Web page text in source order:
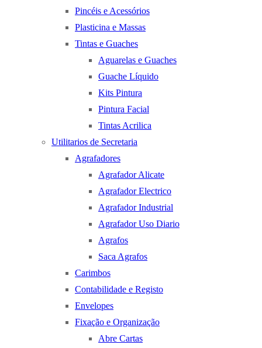
Pincéis e Acessórios
Plasticina e Massas
Tintas e Guaches
Aguarelas e Guaches
Guache Líquido
Kits Pintura
Pintura Facial
Tintas Acrilica
Utilitarios de Secretaria
Agrafadores
Agrafador Alicate
Agrafador Electrico
Agrafador Industrial
Agrafador Uso Diario
Agrafos
Saca Agrafos
Carimbos
Contabilidade e Registo
Envelopes
Fixação e Organização
Abre Cartas